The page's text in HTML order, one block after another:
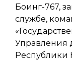
Боинг-767,
службе,
Управления
Республики